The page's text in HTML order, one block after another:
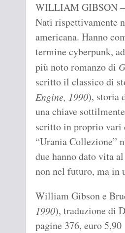
WILLIAM GIBSON
Nati rispettivamente
americana. Hanno
termine cyberpunk,
più noto romanzo di
scritto il classico di
Engine, 1990), storia
una chiave
scritto in proprio vari
“Urania Collezione”
due hanno dato vita
non nel futuro, ma in
William Gibson e
1990), traduzione di
pagine 376, euro 5,90